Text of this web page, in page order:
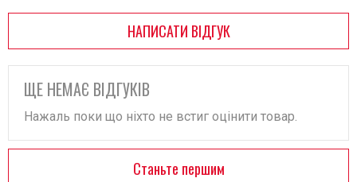
НАПИСАТИ ВІДГУК
ЩЕ НЕМАЄ ВІДГУКІВ
Нажаль поки що ніхто не встиг оцінити товар.
Станьте першим